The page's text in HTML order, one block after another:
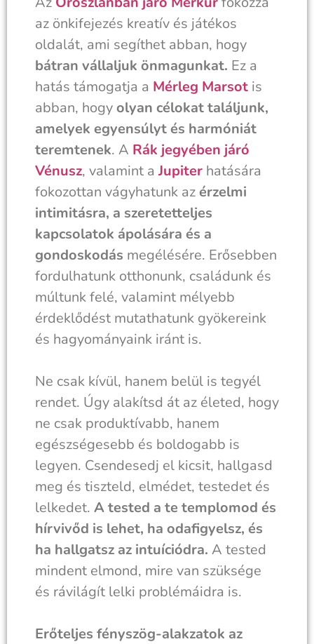
az önkifejezés kreatív és játékos
oldalát, ami segíthet abban, hogy
bátran vállaljuk önmagunkat. Ez a
hatás támogatja a Mérleg Marsot is
abban, hogyolyan célokat találjunk,
amelyek egyensúlyt és harmóniát
teremtenek. A Rák jegyében járó
Vénusz, valamint aJupiter hatására
fokozottan vágyhatunk azérzelmi
intimitásra, a szeretetteljes
kapcsolatok ápolására és a
gondoskodás megélésére. Erősebben
fordulhatunk otthonunk, családunk és
múltunk felé, valamint mélyebb
érdeklődést mutathatunk gyökereink
és hagyományaink iránt is.
Ne csak kívül, hanem belül is tegyél
rendet. Úgy alakítsd át az életed, hogy
ne csak produktívabb, hanem
egészségesebb és boldogabb is
legyen. Csendesedj el kicsit, hallgasd
meg és tiszteld, elmédet, testedet és
lelkedet. A tested a te templomod és
hírvivőd is lehet, ha odafigyelsz, és
ha hallgatsz az intuíciódra. A tested
mindent elmond, mire van szüksége
és rávilágít lelki problémáidra is.
Erőteljes fényszög-alakzatok az